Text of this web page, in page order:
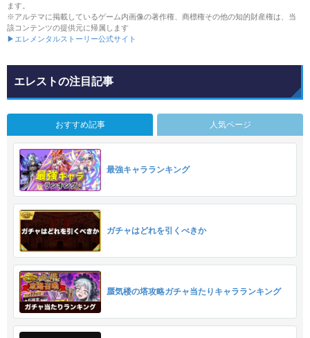
ます。
※アルテマに掲載しているゲーム内画像の著作権、商標権その他の知的財産権は、当
該コンテンツの提供元に帰属します
▶エレメンタルストーリー公式サイト
エレストの注目記事
おすすめ記事 人気ページ
最強キャラランキング
ガチャはどれを引くべきか
蜃気楼の塔攻略ガチャ当たりキャラランキング